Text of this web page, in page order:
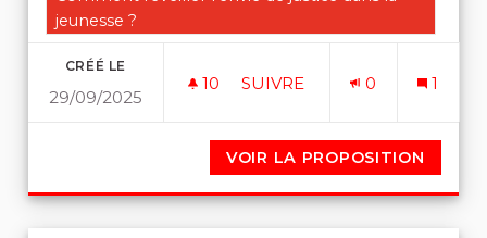
jeunesse ?
CRÉÉ LE
29/09/2025
10 10 ABONNÉS
SUIVRE 0 1
VOIR LA PROPOSITION